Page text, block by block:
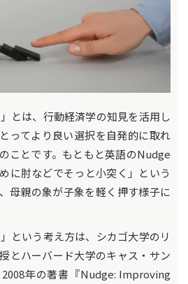
とは、行動経済学の知見を活用し
ってより良い選択を自発的に取れ
ことです。もともと英語のNudge
に肘などでそっと小突く」という
母親の象が子象を軽く押す様子に
という考え方は、シカゴ大学のリ
とハーバード大学のキャス・サン
年の著書『Nudge: Improving